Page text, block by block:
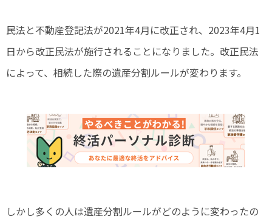
民法と不動産登記法が2021年4月に改正され、2023年4月1
日から改正民法が施行されることになりました。改正民法
によって、相続した際の遺産分割ルールが変わります。
しかし多くの人は遺産分割ルールがどのように変わったの